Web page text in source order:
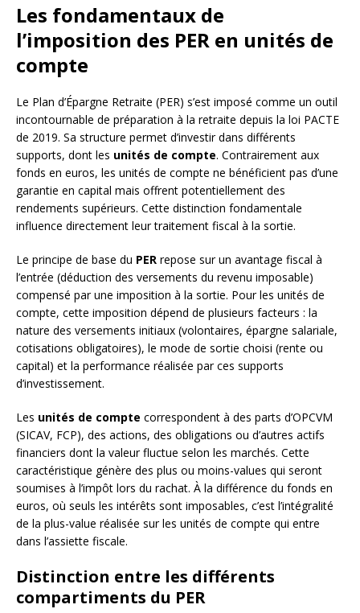
Les fondamentaux de
l’imposition des PER en unités de
compte
Le Plan d’Épargne Retraite (PER) s’est imposé comme un outil
incontournable de préparation à la retraite depuis la loi PACTE
de 2019. Sa structure permet d’investir dans différents
supports, dont les unités de compte. Contrairement aux
fonds en euros, les unités de compte ne bénéficient pas d’une
garantie en capital mais offrent potentiellement des
rendements supérieurs. Cette distinction fondamentale
influence directement leur traitement fiscal à la sortie.
Le principe de base du PER repose sur un avantage fiscal à
l’entrée (déduction des versements du revenu imposable)
compensé par une imposition à la sortie. Pour les unités de
compte, cette imposition dépend de plusieurs facteurs : la
nature des versements initiaux (volontaires, épargne salariale,
cotisations obligatoires), le mode de sortie choisi (rente ou
capital) et la performance réalisée par ces supports
d’investissement.
Les unités de compte correspondent à des parts d’OPCVM
(SICAV, FCP), des actions, des obligations ou d’autres actifs
financiers dont la valeur fluctue selon les marchés. Cette
caractéristique génère des plus ou moins-values qui seront
soumises à l’impôt lors du rachat. À la différence du fonds en
euros, où seuls les intérêts sont imposables, c’est l’intégralité
de la plus-value réalisée sur les unités de compte qui entre
dans l’assiette fiscale.
Distinction entre les différents
compartiments du PER